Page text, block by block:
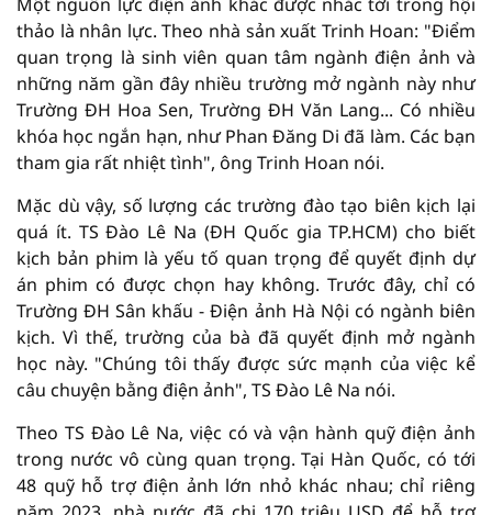
thảo là nhân lực. Theo nhà sản xuất Trinh Hoan: "Điểm
quan trọng là sinh viên quan tâm ngành điện ảnh và
những năm gần đây nhiều trường mở ngành này như
Trường ĐH Hoa Sen, Trường ĐH Văn Lang... Có nhiều
khóa học ngắn hạn, như Phan Đăng Di đã làm. Các bạn
tham gia rất nhiệt tình", ông Trinh Hoan nói.
Mặc dù vậy, số lượng các trường đào tạo biên kịch lại
quá ít. TS Đào Lê Na (ĐH Quốc gia TP.HCM) cho biết
kịch bản phim là yếu tố quan trọng để quyết định dự
án phim có được chọn hay không. Trước đây, chỉ có
Trường ĐH Sân khấu - Điện ảnh Hà Nội có ngành biên
kịch. Vì thế, trường của bà đã quyết định mở ngành
học này. "Chúng tôi thấy được sức mạnh của việc kể
câu chuyện bằng điện ảnh", TS Đào Lê Na nói.
Theo TS Đào Lê Na, việc có và vận hành quỹ điện ảnh
trong nước vô cùng quan trọng. Tại Hàn Quốc, có tới
48 quỹ hỗ trợ điện ảnh lớn nhỏ khác nhau; chỉ riêng